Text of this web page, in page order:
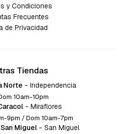
y Condiciones
Frecuentes
de Privacidad
Tiendas
Norte - Independencia
10am-10pm
- Miraflores
9pm / Dom 10am-7pm
Miguel - San Miguel